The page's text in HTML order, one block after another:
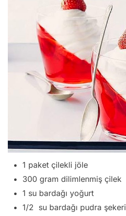
1 paket çilekli jöle
300 gram dilimlenmiş çilek
1 su bardağı yoğurt
1/2 su bardağı pudra şekeri